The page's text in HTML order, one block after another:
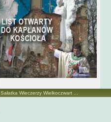
Sałatka Wieczerzy Wielkoczwart ...